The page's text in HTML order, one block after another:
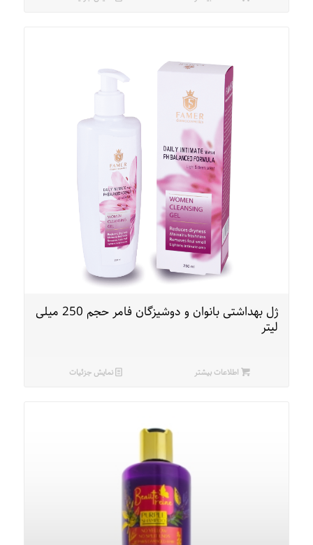
ژل بهداشتی بانوان و دوشیزگان فامر حجم 250 میلی
لیتر
اطلاعات بیشتر نمایش جزئیات